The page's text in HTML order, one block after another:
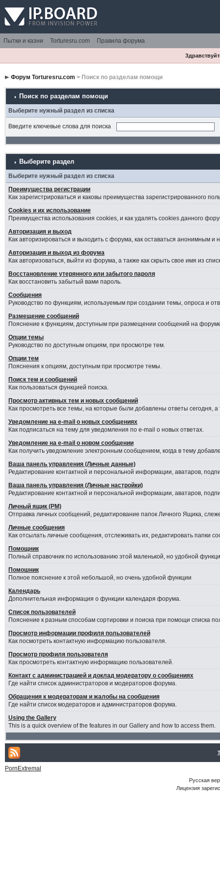
Пытки и казни Torturesru.com Правила форума
Форум Torturesru.com > Поиск по разделам помощи
Поиск по разделам помощи
Выберите нужный раздел из списка
Введите ключевые слова для поиска
Выберите раздел
Выберите нужный раздел из списка
Преимущества регистрации
Как зарегистрироваться и каковы преимущества зарегистрированного
Cookies и их использование
Преимущества использования cookies, и как удалять cookies данного
Авторизация и выход
Как авторизироваться и выходить с форума, как оставаться анонимным
Авторизация и выход из форума
Как авторизоваться, выйти из форума, а также как скрыть свое имя из
Восстановление утерянного или забытого пароля
Как восстановить забытый вами пароль.
Сообщения
Руководство по функциям, используемым при создании темы, опроса и
Размещение сообщений
Пояснение к функциям, доступным при размещении сообщений на
Опции темы
Руководство по доступным опциям, при просмотре тем.
Опции тем
Пояснения к опциям, доступным при просмотре темы.
Поиск тем и сообщений
Как пользоваться функцией поиска.
Просмотр активных тем и новых сообщений
Как просмотреть все темы, на которые были добавлены ответы сегодня,
Уведомление на e-mail о новых сообщениях
Как подписаться на тему для уведомления по e-mail о новых ответах.
Уведомление на е-mail о новом сообщении
Как получить уведомление электронным сообщением, когда в тему
Ваша панель управления (Личные данные)
Редактирование контактной и персональной информации, аватаров,
Ваша панель управления (Личные настройки)
Редактирование контактной и персональной информации, аватаров,
Личный ящик (PM)
Отправка личных сообщений, редактирование папок Личного Ящика,
Личные сообщения
Как отсылать личные сообщения, отслеживать их, редактировать папки
Помощник
Полный справочник по использованию этой маленькой, но удобной
Помошник
Полное пояснение к этой небольшой, но очень удобной функции
Календарь
Дополнительная информация о функции календаря форума.
Список пользователей
Пояснение к разным способам сортировки и поиска при помощи списка
Просмотр информации профиля пользователей
Как посмотреть контактную информацию пользователя.
Просмотр профиля пользователя
Как просмотреть контактную информацию пользователей.
Контакт с администрацией и доклад модератору о сообщениях
Где найти список администраторов и модераторов форума.
Обращения к модераторам и жалобы на сообщения
Где найти список модераторов и администраторов форума.
Using the Gallery
This is a quick overview of the features in our Gallery and how to access them.
PornExtremal
Русская
Лицензия